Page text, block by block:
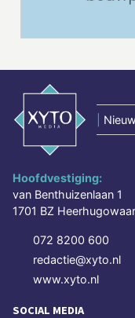
Hoofdvestiging:
van Benthuizenlaan 1
1701 BZ
072 8200 600
redactie@xyto.nl
www.xyto.nl
SOCIAL MEDIA